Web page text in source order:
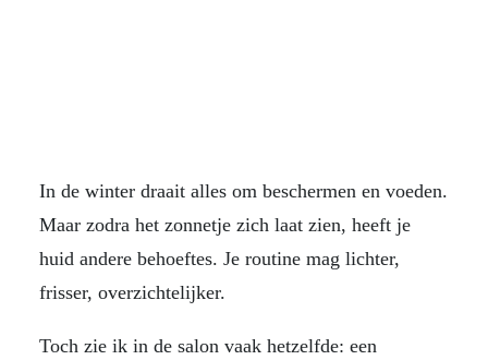
In de winter draait alles om beschermen en voeden.
Maar zodra het zonnetje zich laat zien, heeft je
huid andere behoeftes. Je routine mag lichter,
frisser, overzichtelijker.
Toch zie ik in de salon vaak hetzelfde: een